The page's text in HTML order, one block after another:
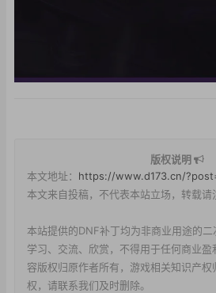
版权说明
本文地址： https://www.d173.cn/
本文来自投稿，不代表本站立场，转载请
本站提供的DNF补丁均为非商业用途的
学习、交流、欣赏，不得用于任何商业
容版权归原作者所有，游戏相关知识产
权，请联系我们及时删除。